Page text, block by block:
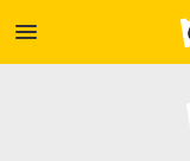
menu